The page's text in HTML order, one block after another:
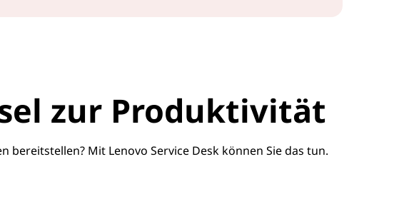
zur Produktivität
Mit Lenovo Service Desk können Sie das tun.